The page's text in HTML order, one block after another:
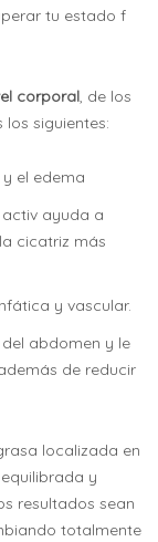
tu estado f
corporal, de los
siguientes:
el edema
activ ayuda a
cicatriz más
y vascular.
abdomen y le
de reducir
localizada en
y
resultados sean
totalmente